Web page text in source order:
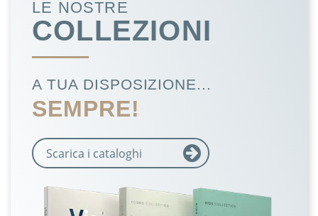
LE NOSTRE
COLLEZIONI
A TUA DISPOSIZIONE...
SEMPRE!
Scarica i cataloghi